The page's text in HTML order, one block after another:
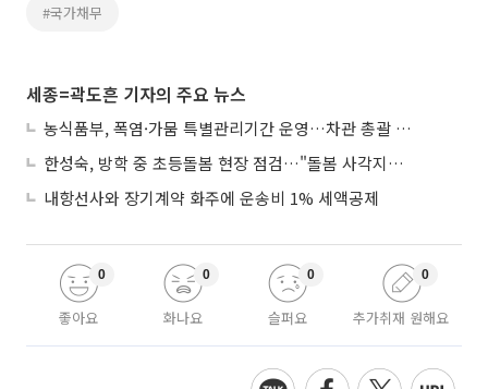
#국가채무
세종=곽도흔 기자의 주요 뉴스
농식품부, 폭염·가뭄 특별관리기간 운영…차관 총괄 대응체계 격상
한성숙, 방학 중 초등돌봄 현장 점검…"돌봄 사각지대 없애야"
내항선사와 장기계약 화주에 운송비 1% 세액공제
좋아요
0
화나요
0
슬퍼요
0
추가취재 원해요
0